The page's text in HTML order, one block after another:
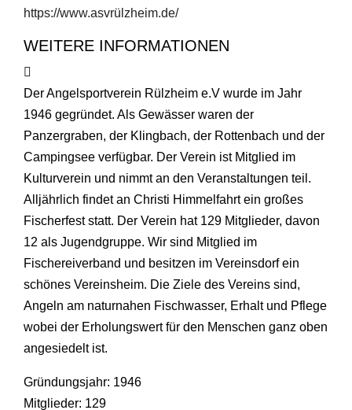
https://www.asvrülzheim.de/
WEITERE INFORMATIONEN
Der Angelsportverein Rülzheim e.V wurde im Jahr
1946 gegründet. Als Gewässer waren der
Panzergraben, der Klingbach, der Rottenbach und der
Campingsee verfügbar. Der Verein ist Mitglied im
Kulturverein und nimmt an den Veranstaltungen teil.
Alljährlich findet an Christi Himmelfahrt ein großes
Fischerfest statt. Der Verein hat 129 Mitglieder, davon
12 als Jugendgruppe. Wir sind Mitglied im
Fischereiverband und besitzen im Vereinsdorf ein
schönes Vereinsheim. Die Ziele des Vereins sind,
Angeln am naturnahen Fischwasser, Erhalt und Pflege
wobei der Erholungswert für den Menschen ganz oben
angesiedelt ist.
Gründungsjahr: 1946
Mitglieder: 129